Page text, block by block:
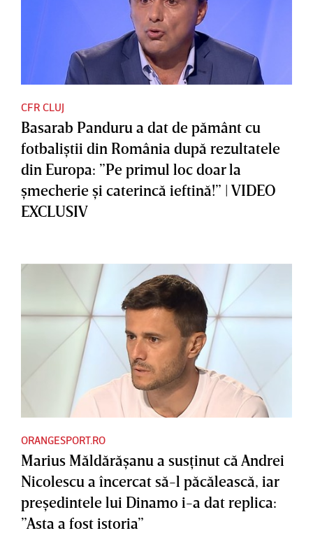
CFR CLUJ
Basarab Panduru a dat de pământ cu
fotbaliştii din România după rezultatele
din Europa: ”Pe primul loc doar la
şmecherie şi caterincă ieftină!” | VIDEO
EXCLUSIV
ORANGESPORT.RO
Marius Măldărăşanu a susţinut că Andrei
Nicolescu a încercat să-l păcălească, iar
preşedintele lui Dinamo i-a dat replica:
”Asta a fost istoria”